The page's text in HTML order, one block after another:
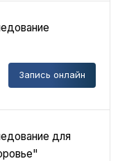
Запись онлайн
для